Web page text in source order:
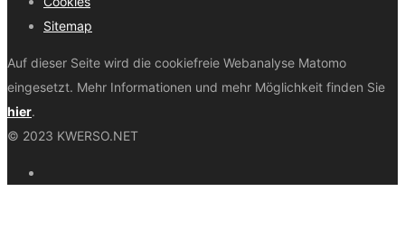
Sitemap
Auf dieser Seite wird die cookiefreie Webanalyse Matomo
eingesetzt. Mehr Informationen und mehr Möglichkeit finden Sie
hier.
© 2023 KWERSO.NET